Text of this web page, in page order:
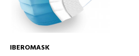
IBEROMASK